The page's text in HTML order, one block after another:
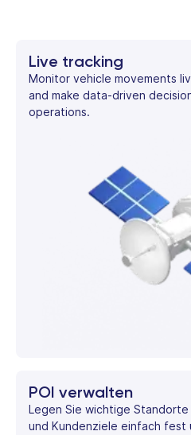
Live tracking
Monitor vehicle movements
and make data-driven
operations.
POI verwalten
Legen Sie wichtige
und Kundenziele einfach fest